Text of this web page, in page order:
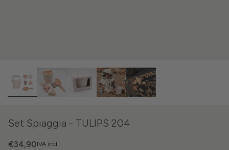
Set Spiaggia - TULIPS 204
IVA incl.
€34,90